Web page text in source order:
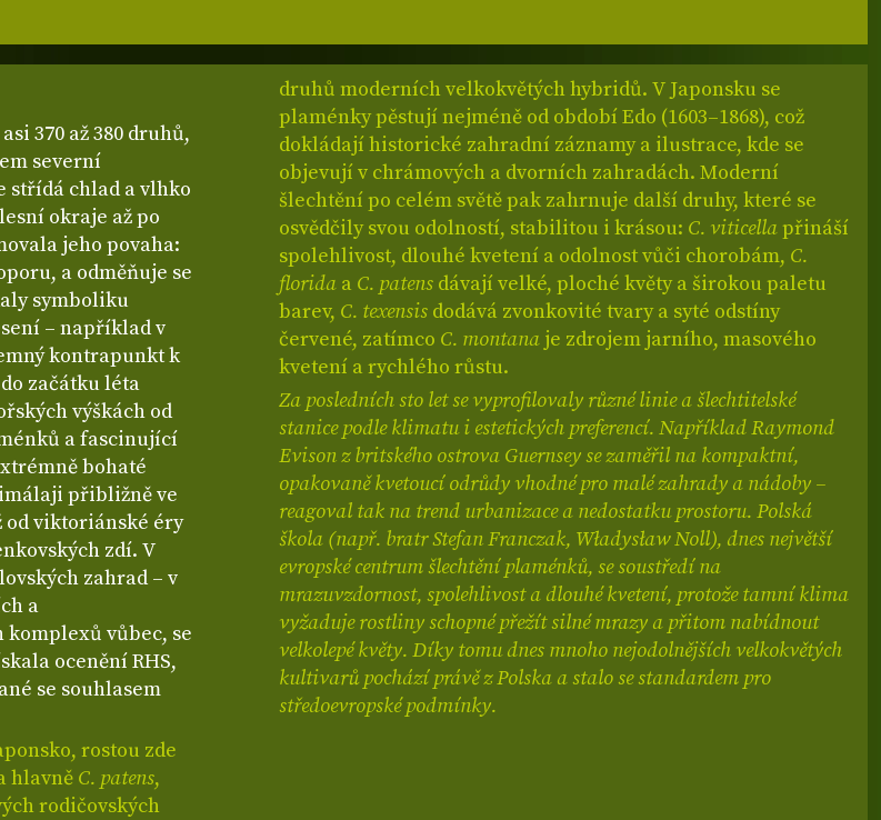
370 až 380 druhů,
severní
střídá chlad a vlhko
okraje až po
jeho povaha:
a odměňuje se
symboliku
– například v
kontrapunkt k
začátku léta
výškách od
a fascinující
bohaté
přibližně ve
od viktoriánské éry
zdí. V
zahrad – v
a
vůbec, se
ocenění RHS,
se souhlasem
rostou zde
hlavně C. patens,
rodičovských
druhů moderních velkokvětých hybridů. V Japonsku se
plaménky pěstují nejméně od období Edo (1603–1868), což
dokládají historické zahradní záznamy a ilustrace, kde se
objevují v chrámových a dvorních zahradách. Moderní
šlechtění po celém světě pak zahrnuje další druhy, které se
osvědčily svou odolností, stabilitou i krásou: C. viticellapřináší
spolehlivost, dlouhé kvetení a odolnost vůči chorobám, C.
florida a C. patens dávají velké, ploché květy a širokou paletu
barev, C. texensis dodává zvonkovité tvary a syté odstíny
červené, zatímco C. montana je zdrojem jarního, masového
kvetení a rychlého růstu.
Za posledních sto let se vyprofilovaly různé linie a šlechtitelské
stanice podle klimatu i estetických preferencí. Například Raymond
Evison z britského ostrova Guernsey se zaměřil na kompaktní,
opakovaně kvetoucí odrůdy vhodné pro malé zahrady a nádoby –
reagoval tak na trend urbanizace a nedostatku prostoru. Polská
škola (např. bratr Stefan Franczak, Władysław Noll), dnes největší
evropské centrum šlechtění plaménků, se soustředí na
mrazuvzdornost, spolehlivost a dlouhé kvetení, protože tamní klima
vyžaduje rostliny schopné přežít silné mrazy a přitom nabídnout
velkolepé květy. Díky tomu dnes mnoho nejodolnějších velkokvětých
kultivarů pochází právě z Polska a stalo se standardem pro
středoevropské podmínky.